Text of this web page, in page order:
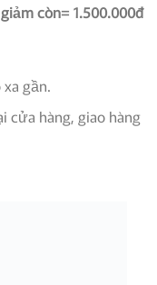
còn= 1.500.000đ
gần.
cửa hàng, giao hàng